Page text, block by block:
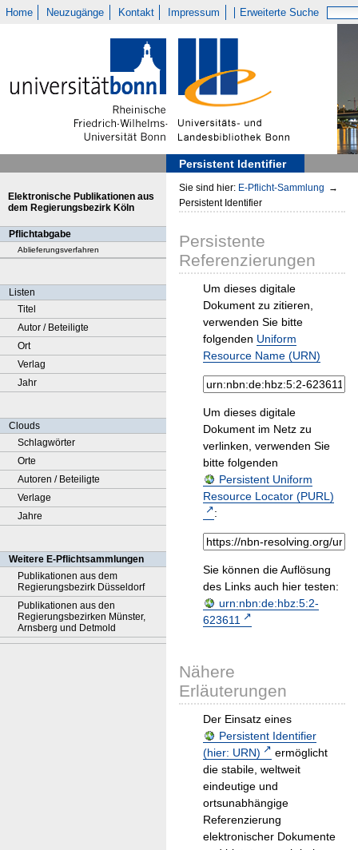
Home Neuzugänge Kontakt Impressum Erweiterte Suche
Persistent Identifier
Elektronische Publikationen aus
dem Regierungsbezirk Köln
Pflichtabgabe
Ablieferungsverfahren
Listen
Titel
Autor / Beteiligte
Ort
Verlag
Jahr
Clouds
Schlagwörter
Orte
Autoren / Beteiligte
Verlage
Jahre
Weitere E-Pflichtsammlungen
Publikationen aus dem
Regierungsbezirk Düsseldorf
Publikationen aus den
Regierungsbezirken Münster,
Arnsberg und Detmold
Sie sind hier: E-Pflicht-Sammlung →
Persistent Identifier
Persistente
Referenzierungen
Um dieses digitale
Dokument zu zitieren,
verwenden Sie bitte
folgenden Uniform
Resource Name (URN)
Um dieses digitale
Dokument im Netz zu
verlinken, verwenden Sie
bitte folgenden
Persistent Uniform
Resource Locator (PURL)
:
Sie können die Auflösung
des Links auch hier testen:
urn:nbn:de:hbz:5:2-
623611
Nähere
Erläuterungen
Der Einsatz eines
Persistent Identifier
(hier: URN)
ermöglicht
die stabile, weltweit
eindeutige und
ortsunabhängige
Referenzierung
elektronischer Dokumente